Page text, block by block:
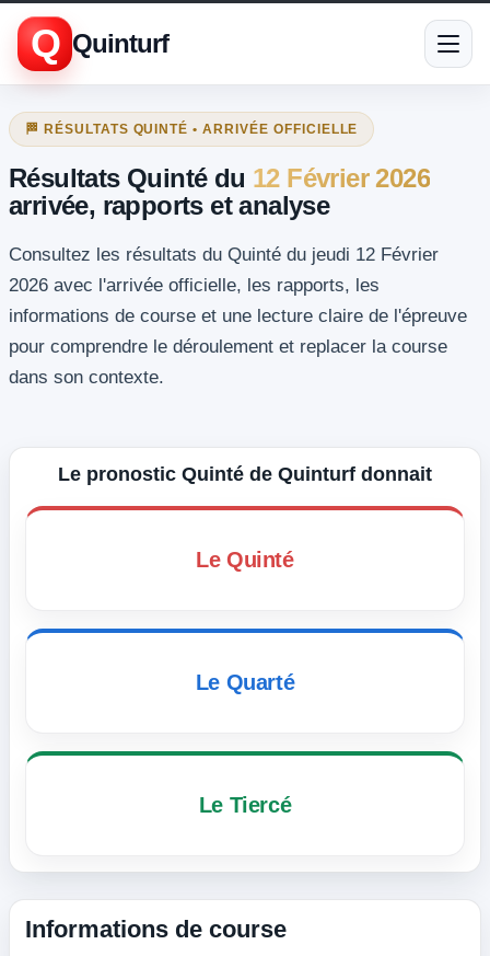
Q Quinturf
🏁 RÉSULTATS QUINTÉ • ARRIVÉE OFFICIELLE
Résultats Quinté du 12 Février 2026
arrivée, rapports et analyse
Consultez les résultats du Quinté du jeudi 12 Février
2026 avec l'arrivée officielle, les rapports, les
informations de course et une lecture claire de l'épreuve
pour comprendre le déroulement et replacer la course
dans son contexte.
Le pronostic Quinté de Quinturf donnait
Le Quinté
Le Quarté
Le Tiercé
Informations de course